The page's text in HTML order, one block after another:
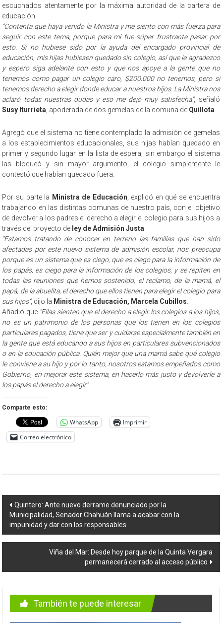
escuchados atentamente por la máxima autoridad de la cartera de
educación.
“Contenta que haya venido la Ministra y me siento con más fuerza para
seguir con este tema, porque para mí fue súper frustrante pasar por
esto. Si no hubiese sido por la ayuda del encargado provincial de
educación, mis hijas hubiesen quedado sin colegio, así que le agradezco
y espero siga adelante con esto y que nos apoye a la gente que no
tenemos como pagar un colegio caro, $200.000 no tenemos, pero si
tenemos derecho a elegir donde educar a nuestros hijos. La Ministra nos
aclaró todas nuestras dudas y eso me dejó muy satisfecha”, señaló
Susy Iturrieta , apoderada de dos gemelas de la comuna de Quillota
Agregó que el sistema no tiene contemplado la admisión de gemelas
a los establecimientos educacionales, sus hijas habían quedado en
primer y segundo lugar en la lista de espera, sin embargo el sistema
las bloqueó y sin mayor argumento, el colegio simplemente le
contestó que habían quedado fuera.
Por su parte la Ministra de Educación , explicó en qué se encuentra
trabajando en las distintas comunas de nuestro país, con el objetivo
de devolver a los padres el derecho a elegir el colegio para sus hijos a
través del proyecto de ley de Admisión Justa
“Estamos tratando de conocer en terreno las familias que han sido
afectadas por este nuevo sistema de admisión escolar, nos preocupa
porque es un sistema que es ciego, que es ciego para la información de
los papás, es ciego para la información de los colegios, y se repiten en
todas las reuniones que hemos sostenido, el reclamo, de la mamá, el
papá, de la abuelita, el derecho que ellos tienen para elegir el colegio para
sus hijos”, dijo la Ministra de Educación, Marcela Cubillos
Añadió que “Ellas sienten que el derecho a elegir los colegios a los hijos,
no es un patrimonio de los personas que los tienen en los colegios
particulares pagados, tiene que ser y cuidarse especialmente también en
la gente que está educando a sus hijos en particulares subvencionados
o en la educación pública. Quién mejor que una mamá sabe qué colegio
le conviene a su hijo y por lo tanto, nosotros estamos empeñados como
Gobierno, en mejorar este sistema, en hacerlo más justo y devolverle a
los papás el derecho a elegir”.
Comparte esto:
WhatsApp
Imprimir
Correo electrónico
Navegación
de
entradas
Quintero: Ante nuevo derrame denunciado por la
Municipalidad, Senador Chahuán llama a acabar con la
impunidad y dar con los responsables
Viña del Mar: Desde hoy parque de la Quinta Vergara
permanecerá cerrado al acceso público
También te puede interesar